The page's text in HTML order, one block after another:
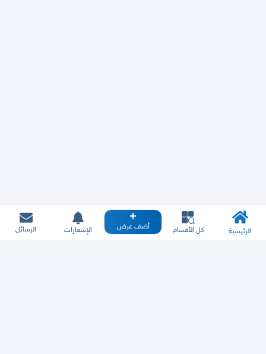
الرئيسية كل الأقسام أضف عرض الإشعارات الرسائل